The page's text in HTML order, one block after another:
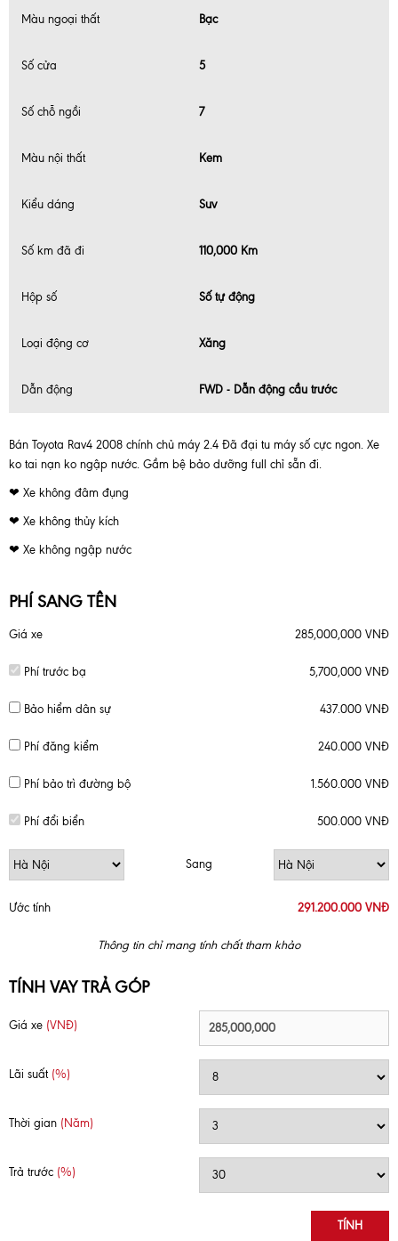
Màu ngoại thất Bạc
Số cửa 5
Số chỗ ngồi 7
Màu nội thất Kem
Kiểu dáng Suv
Số km đã đi 110,000 Km
Hộp số Số tự động
Loại động cơ Xăng
Dẫn động FWD - Dẫn động cầu trước
Bán Toyota Rav4 2008 chính chủ máy 2.4 Đã đại tu máy số cực ngon. Xe
ko tai nạn ko ngập nước. Gầm bệ bảo dưỡng full chỉ sẵn đi.
❤ Xe không đâm đụng
❤ Xe không thủy kích
❤ Xe không ngập nước
PHÍ SANG TÊN
Giá xe 285,000,000 VNĐ
Phí trước bạ 5,700,000 VNĐ
Bảo hiểm dân sự 437.000 VNĐ
Phí đăng kiểm 240.000 VNĐ
Phí bảo trì đường bộ 1.560.000 VNĐ
Phí đổi biển 500.000 VNĐ
Sang
Ước tính 291.200.000 VNĐ
Thông tin chỉ mang tính chất tham khảo
TÍNH VAY TRẢ GÓP
Giá xe (VNĐ)
Lãi suất (%)
Thời gian (Năm)
Trả trước (%)
TÍNH